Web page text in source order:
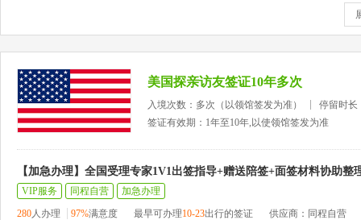
美国探亲访友签证10年多次
入境次数：多次（以领馆签发为准）
停留时长
签证有效期：1年至10年,以使领馆签发为准
【加急办理】全国受理专家1V1出签指导+赠送陪签+面签材料协助整
VIP服务 同程自营
加急办理
280人办理 97%满意度 最早可办理10-23出行的签证 供应商：同程自营